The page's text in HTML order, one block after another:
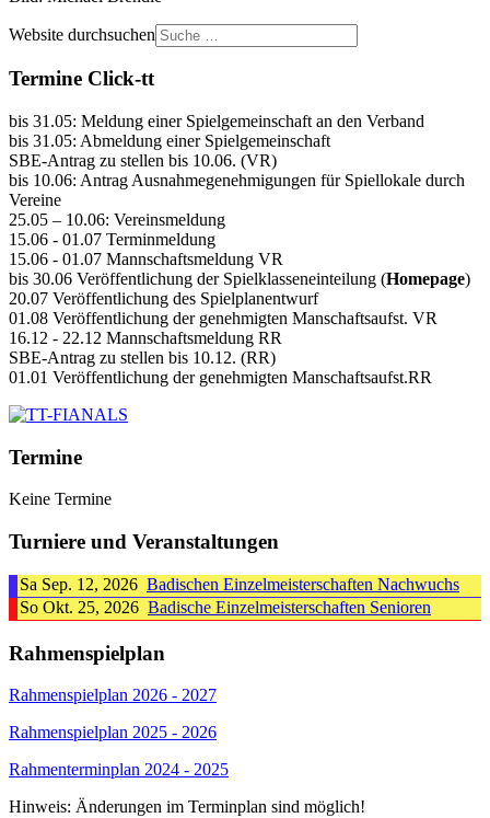
Website durchsuchen
Termine Click-tt
bis 31.05: Meldung einer Spielgemeinschaft an den Verband
bis 31.05: Abmeldung einer Spielgemeinschaft
SBE-Antrag zu stellen bis 10.06. (VR)
bis 10.06: Antrag Ausnahmegenehmigungen für Spiellokale durch
Vereine
25.05 – 10.06: Vereinsmeldung
15.06 - 01.07 Terminmeldung
15.06 - 01.07 Mannschaftsmeldung VR
bis 30.06 Veröffentlichung der Spielklasseneinteilung (Homepage)
20.07 Veröffentlichung des Spielplanentwurf
01.08 Veröffentlichung der genehmigten Manschaftsaufst. VR
16.12 - 22.12 Mannschaftsmeldung RR
SBE-Antrag zu stellen bis 10.12. (RR)
01.01 Veröffentlichung der genehmigten Manschaftsaufst.RR
Termine
Keine Termine
Turniere und Veranstaltungen
Sa Sep. 12, 2026 Badischen Einzelmeisterschaften Nachwuchs
So Okt. 25, 2026 Badische Einzelmeisterschaften Senioren
Rahmenspielplan
Rahmenspielplan 2026 - 2027
Rahmenspielplan 2025 - 2026
Rahmenterminplan 2024 - 2025
Hinweis: Änderungen im Terminplan sind möglich!